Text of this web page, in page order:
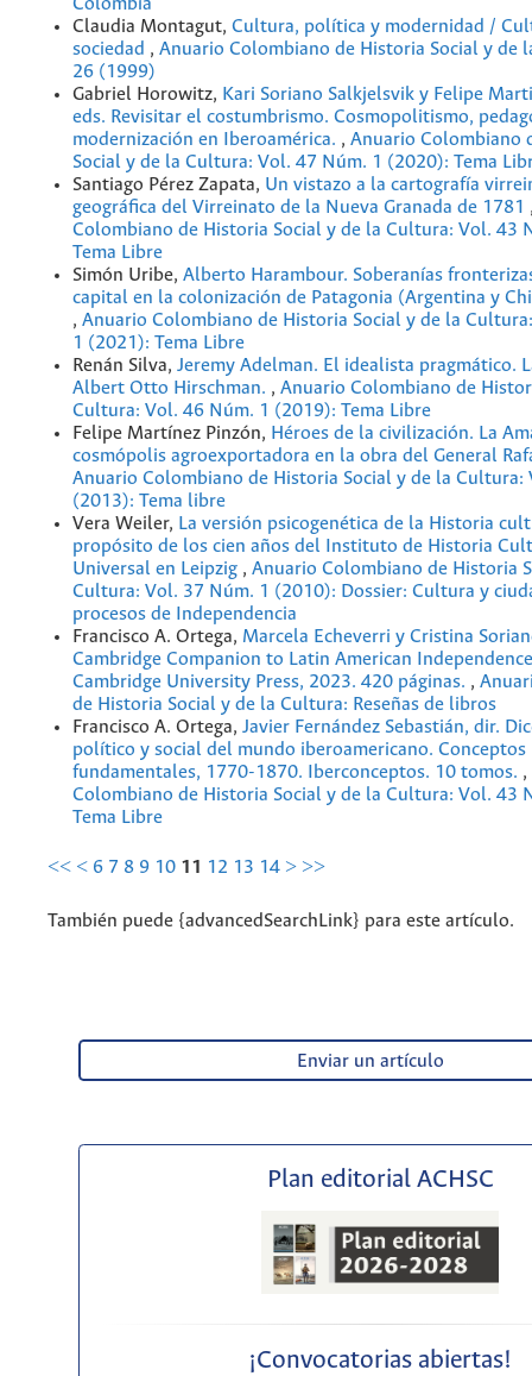
Claudia Montagut, Cultura, política y modernidad /
sociedad , Anuario Colombiano de Historia Social y de
26 (1999)
Gabriel Horowitz, Kari Soriano Salkjelsvik y Felipe
eds. Revisitar el costumbrismo. Cosmopolitismo,
modernización en Iberoamérica. , Anuario Colombiano
Social y de la Cultura: Vol. 47 Núm. 1 (2020): Tema
Santiago Pérez Zapata, Un vistazo a la cartografía
geográfica del Virreinato de la Nueva Granada de 1781
Colombiano de Historia Social y de la Cultura: Vol. 43
Tema Libre
Simón Uribe, Alberto Harambour. Soberanías
capital en la colonización de Patagonia (Argentina y
, Anuario Colombiano de Historia Social y de la
1 (2021): Tema Libre
Renán Silva, Jeremy Adelman. El idealista pragmático.
Albert Otto Hirschman. , Anuario Colombiano de
Cultura: Vol. 46 Núm. 1 (2019): Tema Libre
Felipe Martínez Pinzón, Héroes de la civilización. La
cosmópolis agroexportadora en la obra del General
Anuario Colombiano de Historia Social y de la Cultura:
(2013): Tema libre
Vera Weiler, La versión psicogenética de la Historia
propósito de los cien años del Instituto de Historia
Universal en Leipzig , Anuario Colombiano de Historia
Cultura: Vol. 37 Núm. 1 (2010): Dossier: Cultura y
procesos de Independencia
Francisco A. Ortega, Marcela Echeverri y Cristina
Cambridge Companion to Latin American
Cambridge University Press, 2023. 420 páginas. ,
de Historia Social y de la Cultura: Reseñas de libros
Francisco A. Ortega, Javier Fernández Sebastián, dir.
político y social del mundo iberoamericano.
fundamentales, 1770-1870. Iberconceptos. 10 tomos. ,
Colombiano de Historia Social y de la Cultura: Vol. 43
Tema Libre
<< < 6 7 8 9 10 11 12 13 14 > >>
También puede {advancedSearchLink} para este artículo.
Enviar un artículo
Plan editorial ACHSC
¡Convocatorias abiertas!